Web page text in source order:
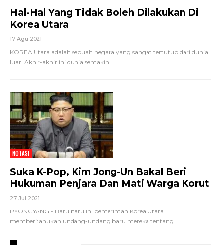
Hal-Hal Yang Tidak Boleh Dilakukan Di
Korea Utara
17 Agu 2021
KOREA Utara adalah sebuah negara yang sangat tertutup dari dunia
luar. Akhir-akhir ini dunia semakin
NOTASI
Suka K-Pop, Kim Jong-Un Bakal Beri
Hukuman Penjara Dan Mati Warga Korut
27 Jul 2021
PYONGYANG - Baru baru ini pemerintah Korea Utara
memberitahukan undang-undang baru mereka tentang…